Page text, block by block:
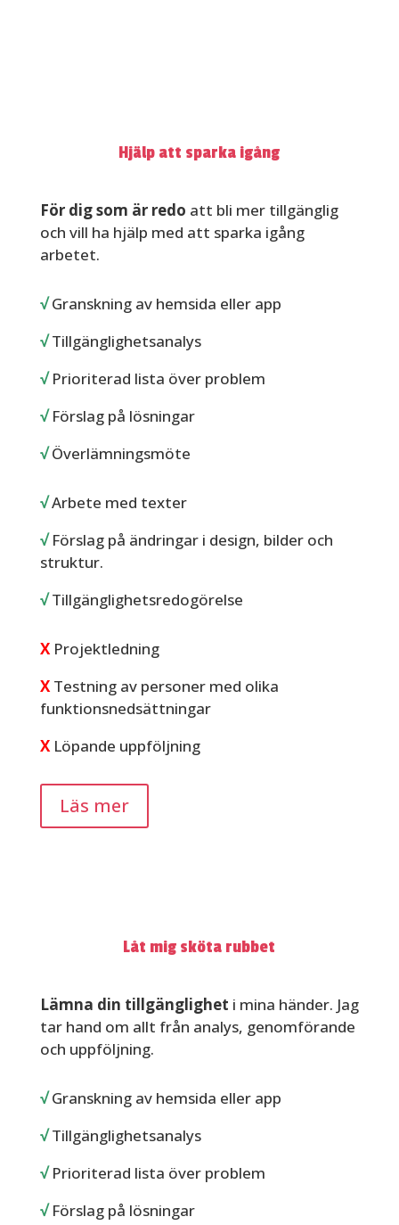
Hjälp att sparka igång
För dig som är redo att bli mer tillgänglig
och vill ha hjälp med att sparka igång
arbetet.
√Granskning av hemsida eller app
√Tillgänglighetsanalys
√Prioriterad lista över problem
√Förslag på lösningar
√Överlämningsmöte
√Arbete med texter
√Förslag på ändringar i design, bilder och
struktur.
√Tillgänglighetsredogörelse
XProjektledning
XTestning av personer med olika
funktionsnedsättningar
XLöpande uppföljning
Läs mer
Låt mig sköta rubbet
Lämna din tillgänglighet i mina händer. Jag
tar hand om allt från analys, genomförande
och uppföljning.
√Granskning av hemsida eller app
√Tillgänglighetsanalys
√Prioriterad lista över problem
√Förslag på lösningar